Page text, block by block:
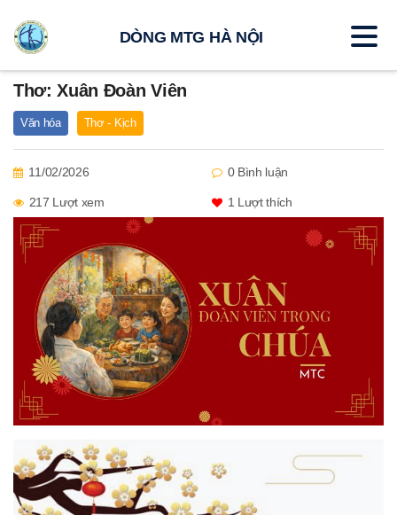
Thơ: Xuân Đoàn Viên
Văn hóa Thơ - Kịch
11/02/2026 0 Bình luận
217 Lượt xem 1 Lượt thích
DÒNG MTG HÀ NỘI